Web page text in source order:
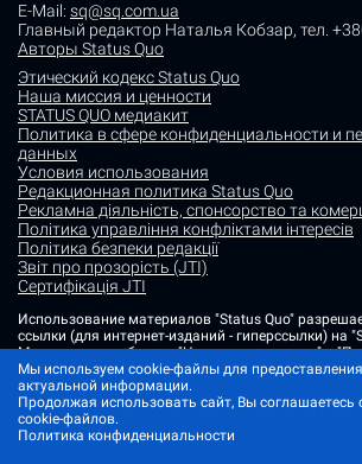
E-Mail: sq@sq.com.ua
Главный редактор Наталья Кобзар, тел.
Авторы Status Quo
Этический кодекс Status Quo
Наша миссия и ценности
STATUS QUO медиакит
Политика в сфере конфиденциальности и
данных
Условия использования
Редакционная политика Status Quo
Рекламна діяльність, спонсорство та
Політика управління конфліктами інтересів
Політика безпеки редакції
Звіт про прозорість (JTI)
Сертифікація JTI
Использование материалов "Status Quo"
ссылки (для интернет-изданий - гиперссылки) на
Материалы в рубриках "Новости партнеров" и
размещаются на правах рекламы или в рамках
партнерства.
Изображения, содержащие метку "Status Quo"
информации об источнике фото, являются
сгенерированными ИИ
Мы используем cookie-файлы для
актуальной информации.
Продолжая использовать сайт, Вы соглашаетесь
cookie-файлов.
Политика конфиденциальности